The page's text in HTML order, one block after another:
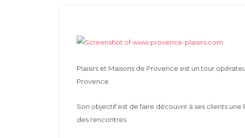
Plaisirs et Maisons de Provence est un tour
Provence.
Son objectif est de faire découvrir à ses clients
des rencontres.